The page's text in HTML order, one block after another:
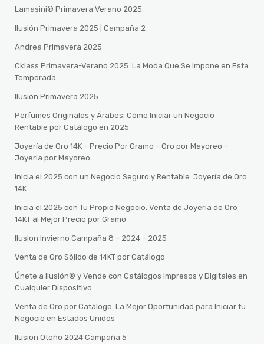
Lamasini® Primavera Verano 2025
Ilusión Primavera 2025 | Campaña 2
Andrea Primavera 2025
Cklass Primavera-Verano 2025: La Moda Que Se Impone en Esta
Temporada
Ilusión Primavera 2025
Perfumes Originales y Árabes: Cómo Iniciar un Negocio
Rentable por Catálogo en 2025
Joyería de Oro 14K – Precio Por Gramo – Oro por Mayoreo –
Joyeria por Mayoreo
Inicia el 2025 con un Negocio Seguro y Rentable: Joyería de Oro
14K
Inicia el 2025 con Tu Propio Negocio: Venta de Joyería de Oro
14KT al Mejor Precio por Gramo
Ilusion Invierno Campaña 8 – 2024 – 2025
Venta de Oro Sólido de 14KT por Catálogo
Únete a Ilusión® y Vende con Catálogos Impresos y Digitales en
Cualquier Dispositivo
Venta de Oro por Catálogo: La Mejor Oportunidad para Iniciar tu
Negocio en Estados Unidos
Ilusion Otoño 2024 Campaña 5